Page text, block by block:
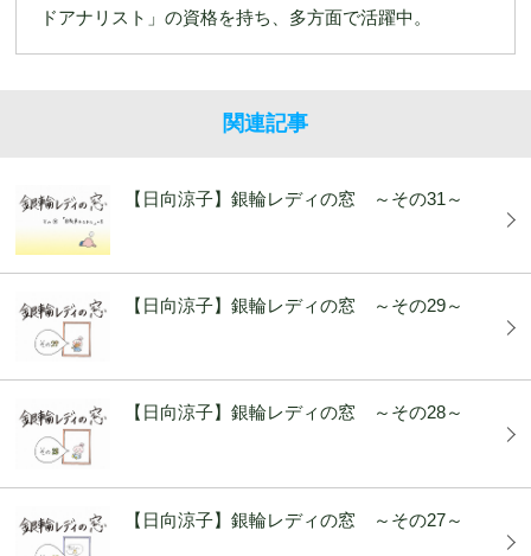
ドアナリスト」の資格を持ち、多方面で活躍中。
関連記事
【日向涼子】銀輪レディの窓 ～その31～
【日向涼子】銀輪レディの窓 ～その29～
【日向涼子】銀輪レディの窓 ～その28～
【日向涼子】銀輪レディの窓 ～その27～